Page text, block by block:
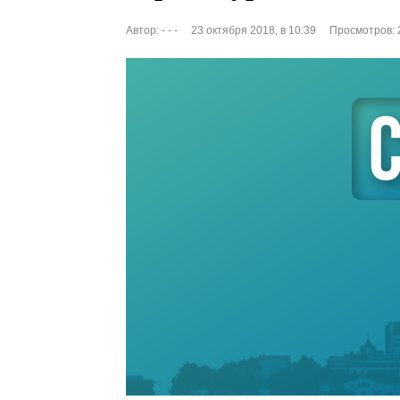
Автор: - - - 23 октября 2018, в 10:39 Просмотров: